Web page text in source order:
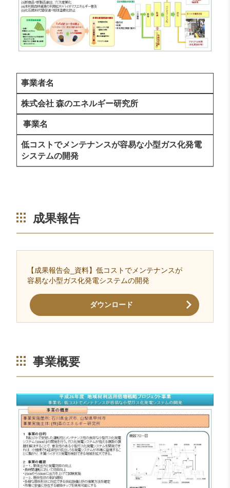
事業者名
株式会社 森のエネルギー研究所
事業名
低コストでメンテナンスが容易な小型ガス化発電
システムの開発
成果報告
【成果報告会_資料】低コストでメンテナンスが
容易な小型ガス化発電システムの開発
ダウンロード
事業概要